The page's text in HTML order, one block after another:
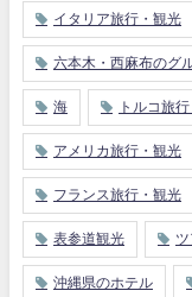
イタリア旅行・観光
六本木・西麻布のグ
海 トルコ旅
アメリカ旅行・観光
フランス旅行・観光
表参道観光
沖縄県のホテル